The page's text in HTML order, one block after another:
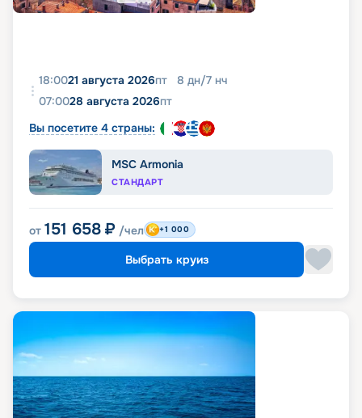
18:0021 августа 2026пт 8 дн/7 нч
07:0028 августа 2026пт
Вы посетите 4 страны:
MSC Armonia
СТАНДАРТ
от 151 658 ₽ /чел +1 000
Выбрать круиз